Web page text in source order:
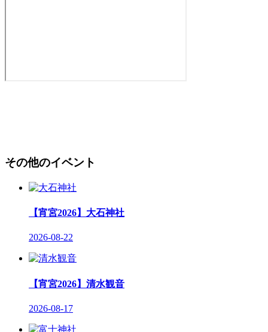
その他のイベント
【宵宮2026】大石神社
2026-08-22
【宵宮2026】清水観音
2026-08-17